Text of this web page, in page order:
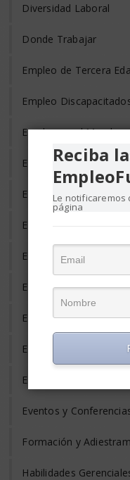
Diversidad Laboral
Donde Trabajar
Empleo de Tercera
Empleo
Empleo en el Mundo
Empleo Freelance
Empleo Informal
Empleo Temporal
Emprendedores
Entrevista de Trabajo
Equilibrio Vida y
Estrés Laboral
Evaluación del
Eventos y
Formación y
Habilidades
Reciba
Le notificaremos
página